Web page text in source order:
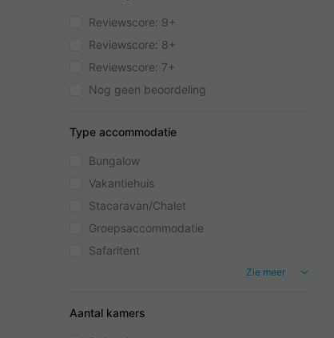
Reviewscore: 9+
Reviewscore: 8+
Reviewscore: 7+
Nog geen beoordeling
Type accommodatie
Bungalow
Vakantiehuis
Stacaravan/Chalet
Groepsaccommodatie
Safaritent
Zie meer
Aantal kamers